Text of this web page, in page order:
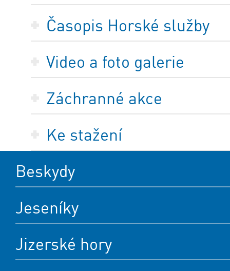
Časopis Horské služby
Video a foto galerie
Záchranné akce
Ke stažení
Beskydy
Jeseníky
Jizerské hory